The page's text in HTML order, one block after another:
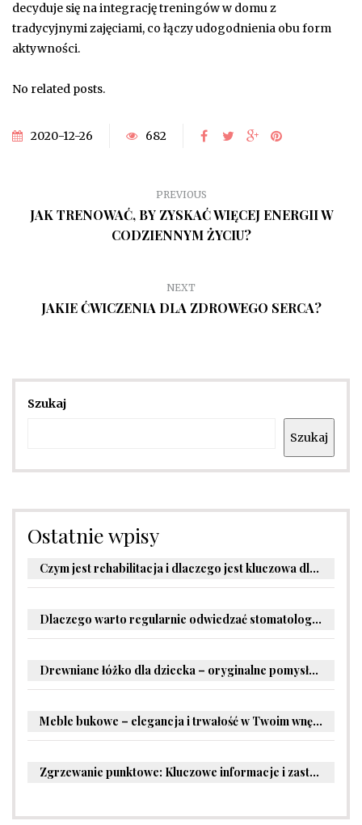
decyduje się na integrację treningów w domu z
tradycyjnymi zajęciami, co łączy udogodnienia obu form
aktywności.
No related posts.
2020-12-26 682
PREVIOUS
JAK TRENOWAĆ, BY ZYSKAĆ WIĘCEJ ENERGII W
CODZIENNYM ŻYCIU?
NEXT
JAKIE ĆWICZENIA DLA ZDROWEGO SERCA?
Szukaj
Szukaj
Ostatnie wpisy
Czym jest rehabilitacja i dlaczego jest kluczowa dla powrotu do zdrowia?
Dlaczego warto regularnie odwiedzać stomatologa?
Drewniane łóżko dla dziecka – oryginalne pomysły na aranżację pokoju malucha
Meble bukowe – elegancja i trwałość w Twoim wnętrzu
Zgrzewanie punktowe: Kluczowe informacje i zastosowania w przemyśle